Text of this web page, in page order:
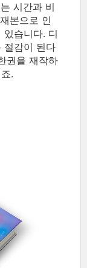
시간과 비
본으로 인
습니다. 디
절감이 된다
권을 재작하
.